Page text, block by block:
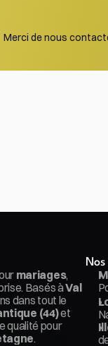
Merci de nous
mariages,
Basés à Val
(44) et
qualité pour
.